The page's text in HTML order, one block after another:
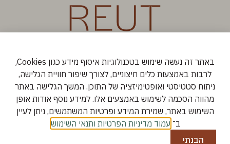
באתר זה נעשה שימוש בטכנולוגיות איסוף מידע כגון Cookies,
לרבות באמצעות כלים חיצוניים, לצורך שיפור חוויית הגלישה,
ניתוח סטטיסטי ואופטימיזציה של התוכן. המשך הגלישה באתר
מהווה הסכמה לשימוש באמצעים אלו. למידע נוסף אודות אופן
השימוש באתר, שמירת המידע ופרטיות המשתמשים, ניתן לעיין
ב־ עמוד מדיניות הפרטיות ותנאי השימוש
הבנתי